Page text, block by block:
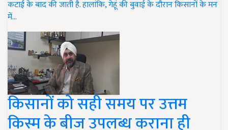
कटाई के बाद की जाती है. हालांकि, गेहूं की बुवाई के दौरान किसानों के मन
में…
किसानों को सही समय पर उत्तम
किस्म के बीज उपलब्ध कराना ही